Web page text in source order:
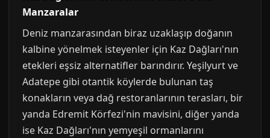
Manzaralar
Deniz manzarasından biraz uzaklaşıp doğanın
kalbine yönelmek isteyenler için Kaz Dağları'nın
etekleri eşsiz alternatifler barındırır. Yeşilyurt ve
Adatepe gibi otantik köylerde bulunan taş
konakların veya dağ restoranlarının terasları, bir
yanda Edremit Körfezi'nin mavisini, diğer yanda
ise Kaz Dağları'nın yemyeşil ormanlarını